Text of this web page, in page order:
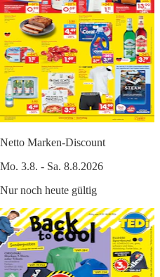
Netto Marken-Discount
Mo. 3.8. - Sa. 8.8.2026
Nur noch heute gültig